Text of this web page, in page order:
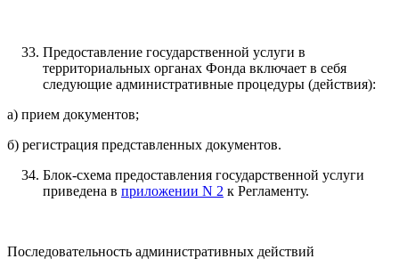
Предоставление государственной услуги в
территориальных органах Фонда включает в себя
следующие административные процедуры (действия):
а) прием документов;
б) регистрация представленных документов.
Блок-схема предоставления государственной услуги
приведена в приложении N 2 к Регламенту.
Последовательность административных действий